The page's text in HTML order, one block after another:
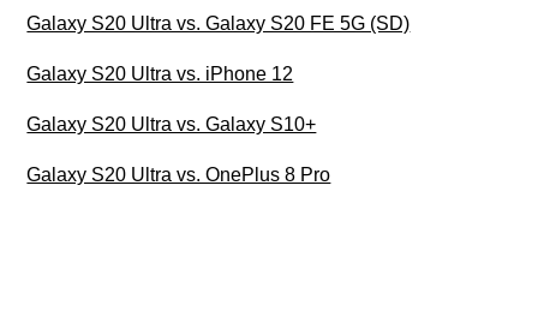
Galaxy S20 Ultra vs. Galaxy S20 FE 5G (SD)
Galaxy S20 Ultra vs. iPhone 12
Galaxy S20 Ultra vs. Galaxy S10+
Galaxy S20 Ultra vs. OnePlus 8 Pro